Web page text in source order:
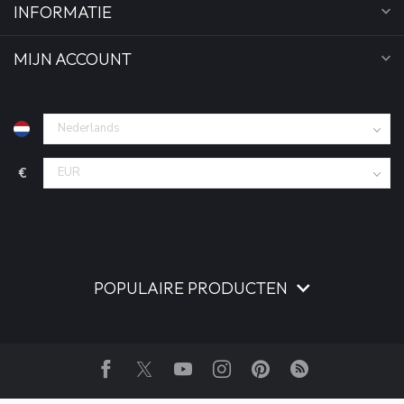
INFORMATIE
MIJN ACCOUNT
€
POPULAIRE PRODUCTEN